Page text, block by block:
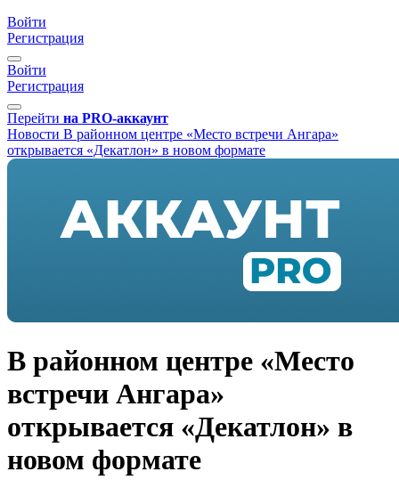
Войти
Регистрация
Войти
Регистрация
Перейти на PRO-аккаунт
Новости В районном центре «Место встречи Ангара»
открывается «Декатлон» в новом формате
В районном центре «Место
встречи Ангара»
открывается «Декатлон» в
новом формате